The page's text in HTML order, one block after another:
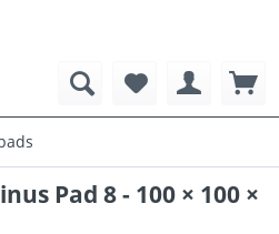
Pad 8 - 100 × 100 ×